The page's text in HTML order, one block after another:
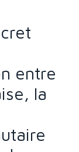
entre
la